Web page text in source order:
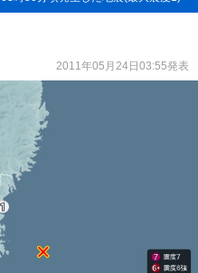
2011年05月24日03:55発表